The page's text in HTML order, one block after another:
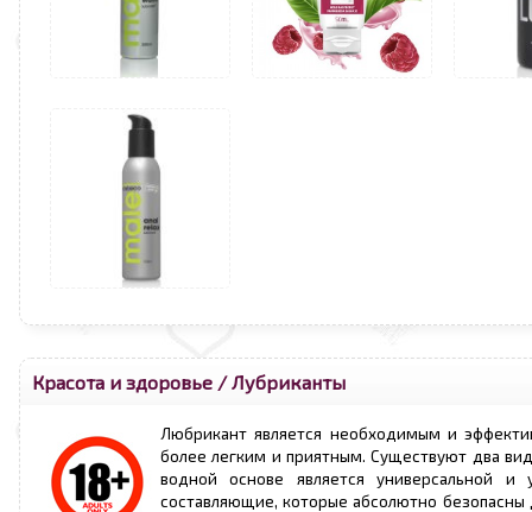
Красота и здоровье /Лубриканты
Любрикант является необходимым и
более легким и приятным. Существуют два
водной основе является универсальной и
составляющие, которые абсолютно